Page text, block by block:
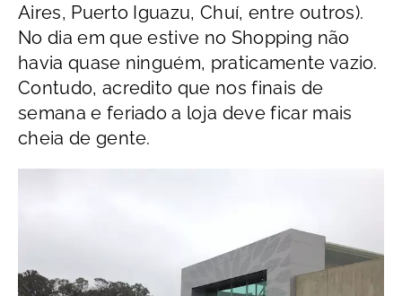
Aires, Puerto Iguazu, Chuí, entre outros).
No dia em que estive no Shopping não
havia quase ninguém, praticamente vazio.
Contudo, acredito que nos finais de
semana e feriado a loja deve ficar mais
cheia de gente.